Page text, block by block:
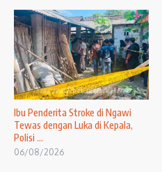
Ibu Penderita Stroke di Ngawi
Tewas dengan Luka di Kepala,
Polisi ...
06/08/2026